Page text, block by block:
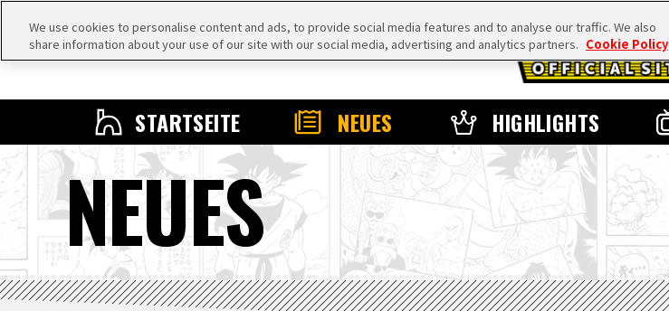
STARTSEITE NEUES HIGHLIGHTS
NEUES
We use cookies to personalise content and ads, to provide social media features and to analyse our traffic. We also
share information about your use of our site with our social media, advertising and analytics partners. Cookie Policy